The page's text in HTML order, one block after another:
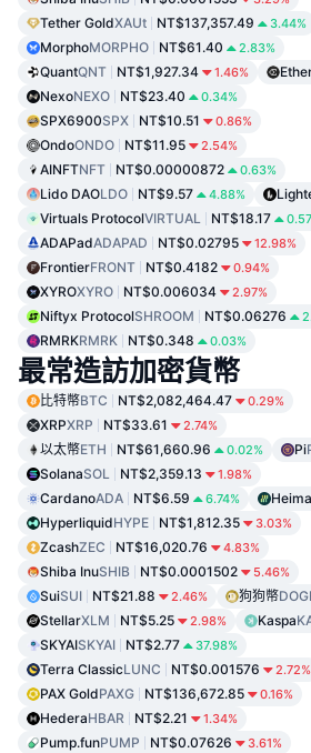
Tether GoldXAUt NT$137,357.49 3.44%
MorphoMORPHO NT$61.40 2.83%
QuantQNT NT$1,927.34 1.46%
NexoNEXO NT$23.40 0.34%
SPX6900SPX NT$10.51 0.86%
OndoONDO NT$11.95 2.54%
AINFTNFT NT$0.00000872 0.63%
Lido DAOLDO NT$9.57 4.88%
Virtuals ProtocolVIRTUAL NT$18.17
ADAPadADAPAD NT$0.02795 12.98%
FrontierFRONT NT$0.4182 0.94%
XYROXYRO NT$0.006034 2.97%
Niftyx ProtocolSHROOM NT$0.06276
RMRKRMRK NT$0.348 0.03%
最常造訪加密貨幣
比特幣BTC NT$2,082,464.47 0.29%
XRPXRP NT$33.61 2.74%
以太幣ETH NT$61,660.96 0.02% Pi
SolanaSOL NT$2,359.13 1.98%
CardanoADA NT$6.59 6.74% Heima
HyperliquidHYPE NT$1,812.35 3.03%
ZcashZEC NT$16,020.76 4.83%
Shiba InuSHIB NT$0.0001502 5.46%
SuiSUI NT$21.88 2.46% 狗狗幣
StellarXLM NT$5.25 2.98% Kaspa
SKYAISKYAI NT$2.77 37.98%
Terra ClassicLUNC NT$0.001576 2.72%
PAX GoldPAXG NT$136,672.85 0.16%
HederaHBAR NT$2.21 1.34%
Pump.funPUMP NT$0.07626 3.61%